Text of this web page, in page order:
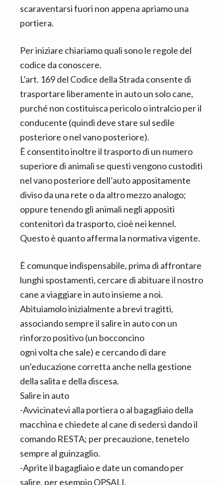
scaraventarsi fuori non appena apriamo una
portiera.
Per iniziare chiariamo quali sono le regole del
codice da conoscere.
L’art. 169 del Codice della Strada consente di
trasportare liberamente in auto un solo cane,
purché non costituisca pericolo o intralcio per il
conducente (quindi deve stare sul sedile
posteriore o nel vano posteriore).
È consentito inoltre il trasporto di un numero
superiore di animali se questi vengono custoditi
nel vano posteriore dell’auto appositamente
diviso da una rete o da altro mezzo analogo;
oppure tenendo gli animali negli appositi
contenitori da trasporto, cioè nei kennel.
Questo è quanto afferma la normativa vigente.
È comunque indispensabile, prima di affrontare
lunghi spostamenti, cercare di abituare il nostro
cane a viaggiare in auto insieme a noi.
Abituiamolo inizialmente a brevi tragitti,
associando sempre il salire in auto con un
rinforzo positivo (un bocconcino
ogni volta che sale) e cercando di dare
un’educazione corretta anche nella gestione
della salita e della discesa.
Salire in auto
-Avvicinatevi alla portiera o al bagagliaio della
macchina e chiedete al cane di sedersi dando il
comando RESTA; per precauzione, tenetelo
sempre al guinzaglio.
-Aprite il bagagliaio e date un comando per
salire, per esempio OPSALI.